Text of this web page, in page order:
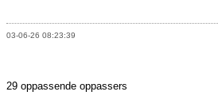
03-06-26 08:23:39
29 oppassende oppassers